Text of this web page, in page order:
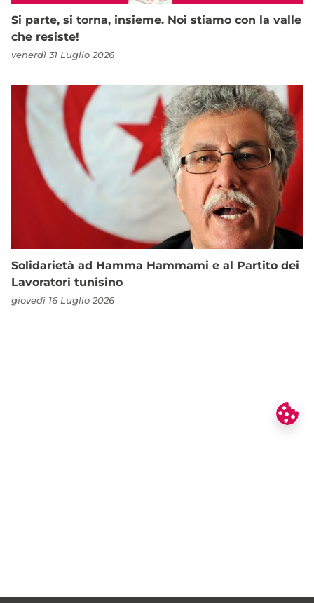
Si parte, si torna, insieme. Noi stiamo con la valle
che resiste!
venerdì 31 Luglio 2026
Solidarietà ad Hamma Hammami e al Partito dei
Lavoratori tunisino
giovedì 16 Luglio 2026